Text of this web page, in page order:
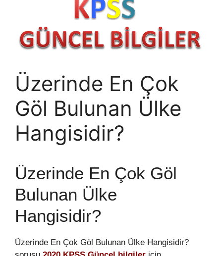
Üzerinde En Çok
Göl Bulunan Ülke
Hangisidir?
Üzerinde En Çok Göl
Bulunan Ülke
Hangisidir?
Üzerinde En Çok Göl Bulunan Ülke Hangisidir?